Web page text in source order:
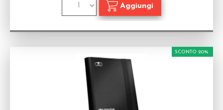
SCONTO 20%